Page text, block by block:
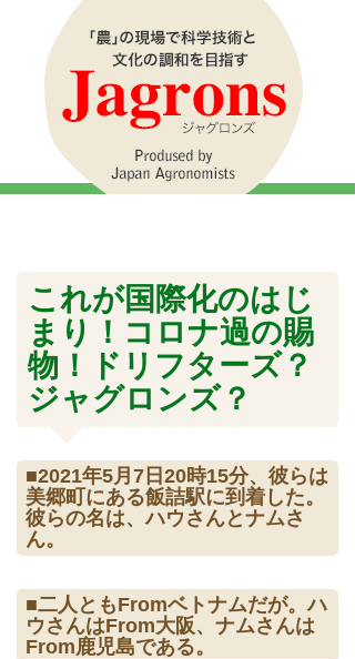
これが国際化のはじ
まり！コロナ過の賜
物！ドリフターズ？
ジャグロンズ？
■2021年5月7日20時15分、彼らは
美郷町にある飯詰駅に到着した。
彼らの名は、ハウさんとナムさ
ん。
■二人ともFromベトナムだが。ハ
ウさんはFrom大阪、ナムさんは
From鹿児島である。